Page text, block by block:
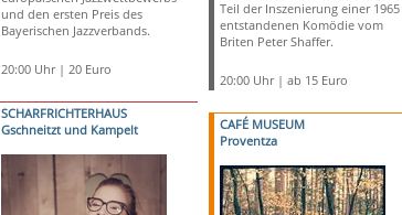
und den ersten Preis des
Bayerischen Jazzverbands.
20:00 Uhr | 20 Euro
SCHARFRICHTERHAUS
Gschneitzt und Kampelt
Teil der Inszenierung einer 1965
entstandenen Komödie vom
Briten Peter Shaffer.
20:00 Uhr | ab 15 Euro
CAFÉ MUSEUM
Proventza